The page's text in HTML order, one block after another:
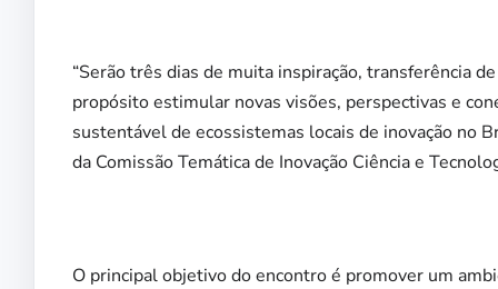
“Serão três dias de muita inspiração, transferência
propósito estimular novas visões, perspectivas e
sustentável de ecossistemas locais de inovação no
da Comissão Temática de Inovação Ciência e
O principal objetivo do encontro é promover um